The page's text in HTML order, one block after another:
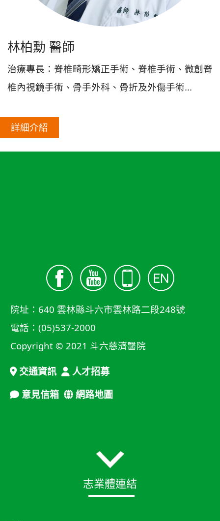
林柏勳 醫師
治療專長： 脊椎畸形矯正手術、脊椎手術、微創脊
椎內視鏡手術、骨手外科、骨折及外傷手術...
詳細介紹
院址：640 雲林縣斗六市雲林路二段248號
電話：(05)537-2000
Copyright © 2021 斗六慈濟醫院
交通資訊
人才招募
意見信箱
網路地圖
志業體連結